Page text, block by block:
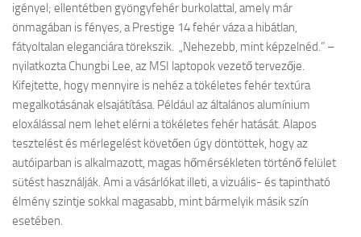
igényel; ellentétben gyöngyfehér burkolattal, amely már
önmagában is fényes, a Prestige 14 fehér váza a hibátlan,
fátyoltalan eleganciára törekszik. „Nehezebb, mint képzelnéd.” –
nyilatkozta Chungbi Lee, az MSI laptopok vezető tervezője.
Kifejtette, hogy mennyire is nehéz a tökéletes fehér textúra
megalkotásának elsajátítása. Például az általános alumínium
eloxálással nem lehet elérni a tökéletes fehér hatását. Alapos
tesztelést és mérlegelést követően úgy döntöttek, hogy az
autóiparban is alkalmazott, magas hőmérsékleten történő felület
sütést használják. Ami a vásárlókat illeti, a vizuális- és tapintható
élmény szintje sokkal magasabb, mint bármelyik másik szín
esetében.